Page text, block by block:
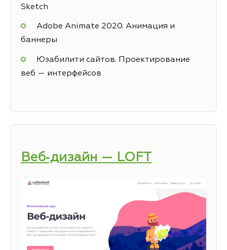
Sketch
Adobe Animate 2020. Анимация и
баннеры
Юзабилити сайтов. Проектирование
веб — интерфейсов
Веб‑дизайн — LOFT